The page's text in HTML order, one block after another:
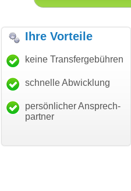
"Danke für den schnellen
Transfer und guten Service!"
Thomas Schäfer
i can eckert communication GmbH
Ihre Vorteile
keine Transfergebühren
schnelle Abwicklung
persönlicher Ansprech-
partner